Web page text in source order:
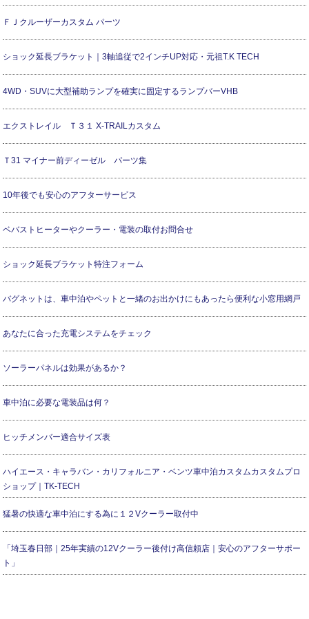
ＦＪクルーザーカスタム パーツ
ショック延長ブラケット｜3軸追従で2インチUP対応・元祖T.K TECH
4WD・SUVに大型補助ランプを確実に固定するランプバーVHB
エクストレイル Ｔ３１ X-TRAILカスタム
Ｔ31 マイナー前ディーゼル パーツ集
10年後でも安心のアフターサービス
ベバストヒーターやクーラー・電装の取付お問合せ
ショック延長ブラケット特注フォーム
バグネットは、車中泊やペットと一緒のお出かけにもあったら便利な小窓用網戸
あなたに合った充電システムをチェック
ソーラーパネルは効果があるか？
車中泊に必要な電装品は何？
ヒッチメンバー適合サイズ表
ハイエース・キャラバン・カリフォルニア・ベンツ車中泊カスタムカスタムプロ
ショップ｜TK-TECH
猛暑の快適な車中泊にする為に１２Vクーラー取付中
「埼玉春日部｜25年実績の12Vクーラー後付け高信頼店｜安心のアフターサポー
ト」